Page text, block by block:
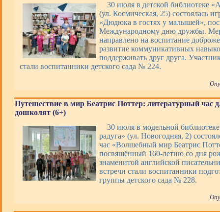
30 июля в детской библиотеке
(ул. Космическая, 25) состоялась
«Дюдюка в гостях у малышей»,
Международному дню дружбы.
направлено на воспитание
развитие коммуникативных
поддерживать друг друга.
стали воспитанники детского сада № 224.
Путешествие в мир Беатрис Поттер: литературный час
дошколят (6+)
30 июля в модельной
радуга» (ул. Новогодняя, 2)
час «Волшебный мир Беатрис
посвящённый 160-летию со дня
знаменитой английской
встречи стали воспитанники
группы детского сада № 228.